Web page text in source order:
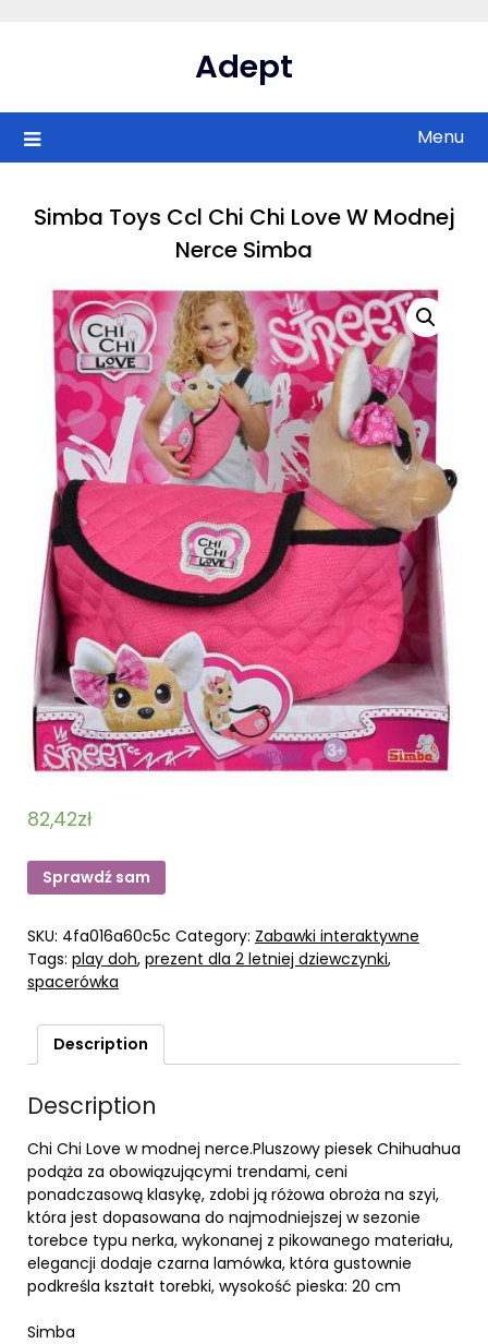
Adept
Menu
Simba Toys Ccl Chi Chi Love W Modnej
Nerce Simba
82,42zł
Sprawdź sam
SKU: 4fa016a60c5c Category: Zabawki interaktywne
Tags: play doh, prezent dla 2 letniej dziewczynki,
spacerówka
Description
Description
Chi Chi Love w modnej nerce.Pluszowy piesek Chihuahua
podąża za obowiązującymi trendami, ceni
ponadczasową klasykę, zdobi ją różowa obroża na szyi,
która jest dopasowana do najmodniejszej w sezonie
torebce typu nerka, wykonanej z pikowanego materiału,
elegancji dodaje czarna lamówka, która gustownie
podkreśla kształt torebki, wysokość pieska: 20 cm
Simba